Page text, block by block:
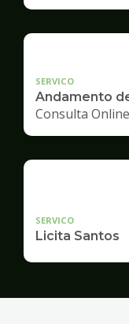
SERVICO
Andamento
Consulta Online
SERVICO
Licita Santos